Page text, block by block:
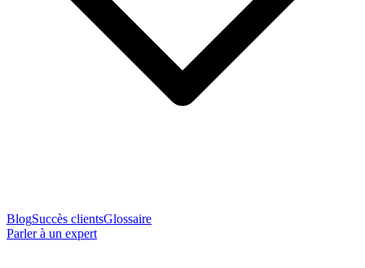
BlogSuccès clientsGlossaire
Parler à un expert